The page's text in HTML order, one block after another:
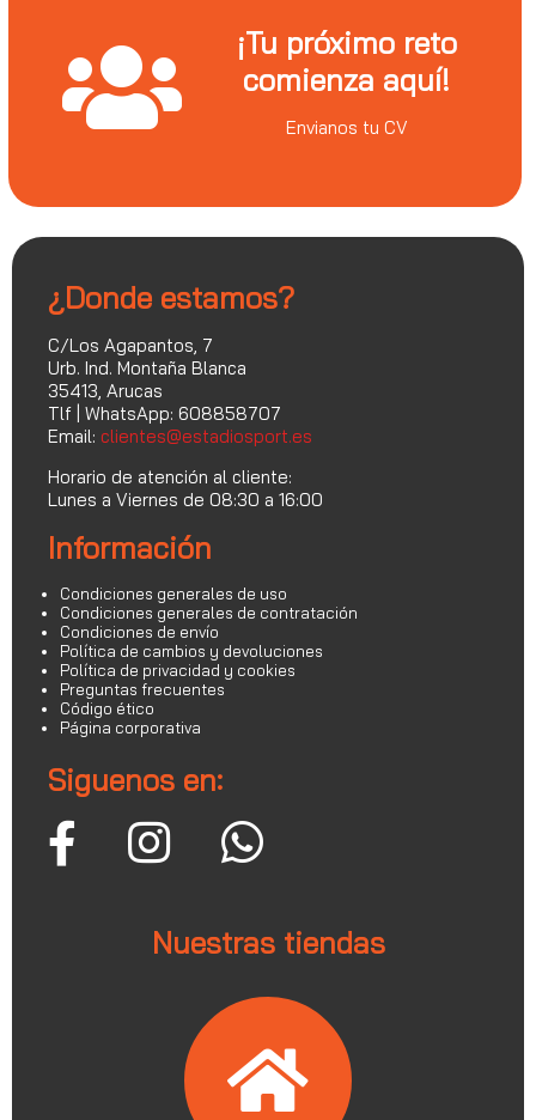
¡Tu próximo reto
comienza aquí!
Envianos tu CV
¿Donde estamos?
C/Los Agapantos, 7
Urb. Ind. Montaña Blanca
35413, Arucas
Tlf | WhatsApp: 608858707
Email: clientes@estadiosport.es
Horario de atención al cliente:
Lunes a Viernes de 08:30 a 16:00
Información
Condiciones generales de uso
Condiciones generales de contratación
Condiciones de envío
Política de cambios y devoluciones
Política de privacidad y cookies
Preguntas frecuentes
Código ético
Página corporativa
Siguenos en:
Nuestras tiendas